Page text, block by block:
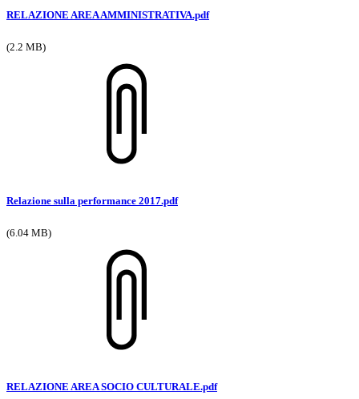
RELAZIONE AREA AMMINISTRATIVA.pdf
(2.2 MB)
Relazione sulla performance 2017.pdf
(6.04 MB)
RELAZIONE AREA SOCIO CULTURALE.pdf